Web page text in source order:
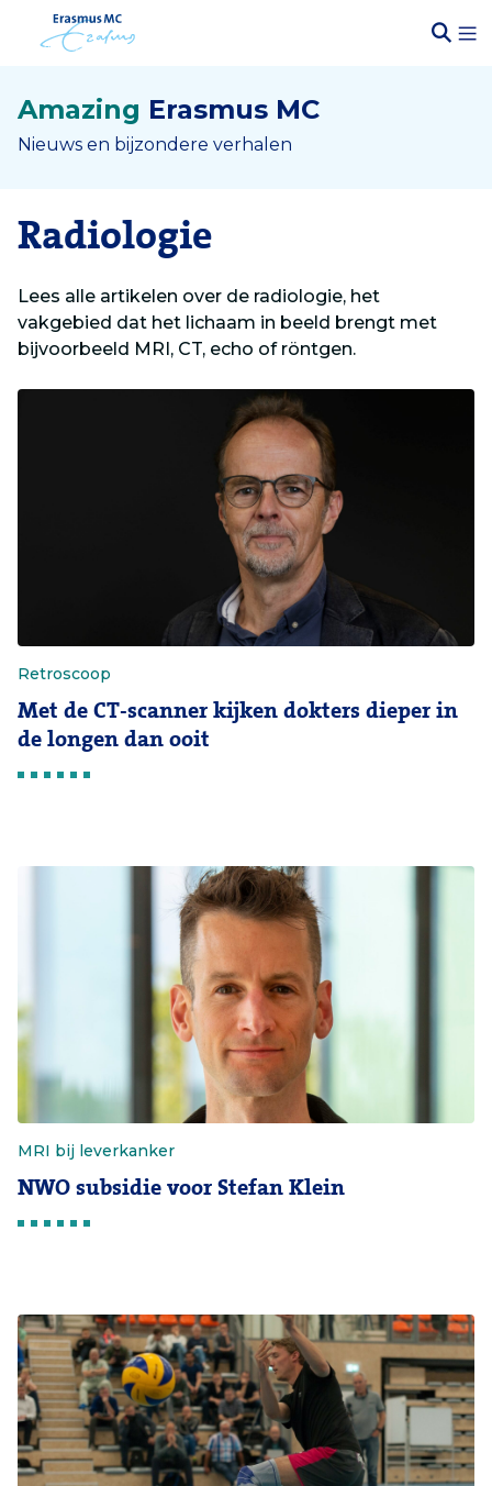
Amazing Erasmus MC
Nieuws en bijzondere verhalen
Radiologie
Lees alle artikelen over de radiologie, het
vakgebied dat het lichaam in beeld brengt met
bijvoorbeeld MRI, CT, echo of röntgen.
Retroscoop
Met de CT-scanner kijken dokters dieper in
de longen dan ooit
MRI bij leverkanker
NWO subsidie voor Stefan Klein